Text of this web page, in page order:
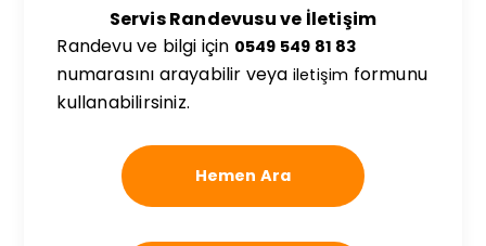
Servis Randevusu ve İletişim
Randevu ve bilgi için 0549 549 81 83
numarasını arayabilir veya iletişim formunu
kullanabilirsiniz.
Hemen Ara